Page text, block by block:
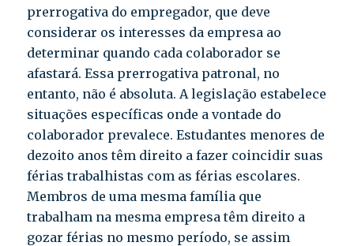
prerrogativa do empregador, que deve
considerar os interesses da empresa ao
determinar quando cada colaborador se
afastará. Essa prerrogativa patronal, no
entanto, não é absoluta. A legislação estabelece
situações específicas onde a vontade do
colaborador prevalece. Estudantes menores de
dezoito anos têm direito a fazer coincidir suas
férias trabalhistas com as férias escolares.
Membros de uma mesma família que
trabalham na mesma empresa têm direito a
gozar férias no mesmo período, se assim